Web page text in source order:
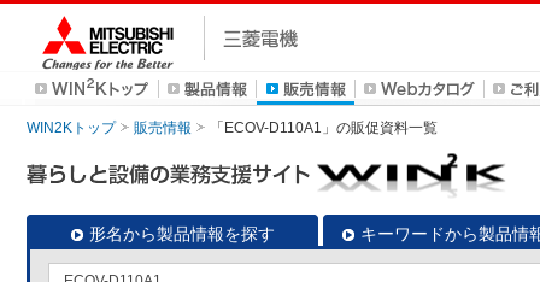
WIN2Kトップ 販売情報 「ECOV-D110A1」の販促資料一覧
形名から製品情報を探す キーワードから製品情